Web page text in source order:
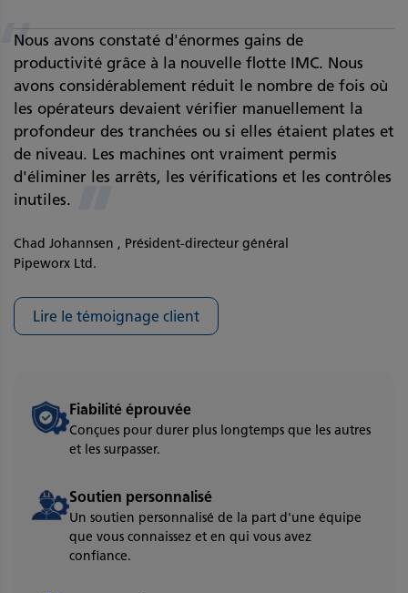
Nous avons constaté d'énormes gains de
productivité grâce à la nouvelle flotte IMC. Nous
avons considérablement réduit le nombre de fois où
les opérateurs devaient vérifier manuellement la
profondeur des tranchées ou si elles étaient plates et
de niveau. Les machines ont vraiment permis
d'éliminer les arrêts, les vérifications et les contrôles
inutiles.”
Chad Johannsen , Président-directeur général
Pipeworx Ltd.
Lire le témoignage client
Fiabilité éprouvée
Conçues pour durer plus longtemps que les autres
et les surpasser.
Soutien personnalisé
Un soutien personnalisé de la part d'une équipe
que vous connaissez et en qui vous avez
confiance.